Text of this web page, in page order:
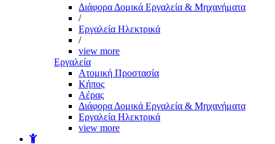
Διάφορα Δομικά Εργαλεία & Μηχανήματα
/
Εργαλεία Ηλεκτρικά
/
view more
Εργαλεία
Aτομική Προστασία
Kήπος
Αέρας
Διάφορα Δομικά Εργαλεία & Μηχανήματα
Εργαλεία Ηλεκτρικά
view more